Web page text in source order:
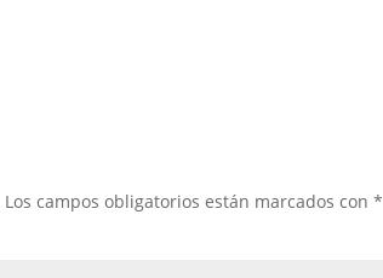
Los campos obligatorios están marcados con*